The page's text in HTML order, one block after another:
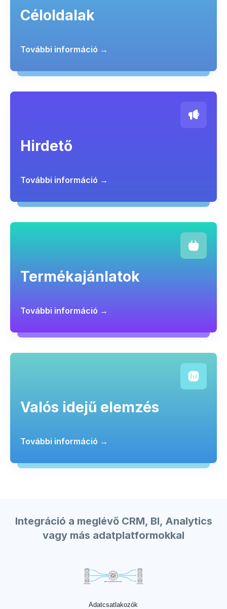
Céloldalak
További információ →
Hirdető
További információ →
Termékajánlatok
További információ →
Valós idejű elemzés
További információ →
Integráció a meglévő CRM, BI, Analytics
vagy más adatplatformokkal
Adatcsatlakozók